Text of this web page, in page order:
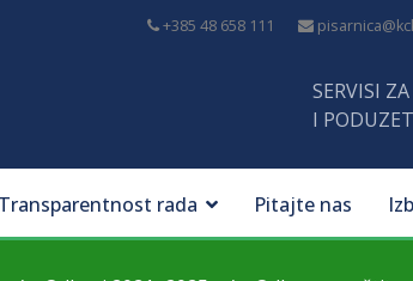
+385 48 658 111
SERVISI
I
Transparentnost rada Pitajte nas